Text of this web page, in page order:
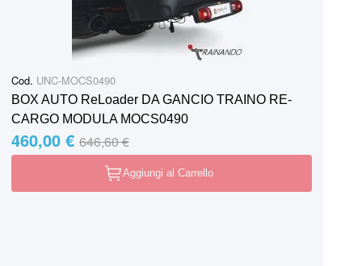
Cod. UNC-MOCS0490
BOX AUTO ReLoader DA GANCIO TRAINO RE-
CARGO MODULA MOCS0490
Special Price
460,00 € Regular Price
646,60 €
Aggiungi al Carrello